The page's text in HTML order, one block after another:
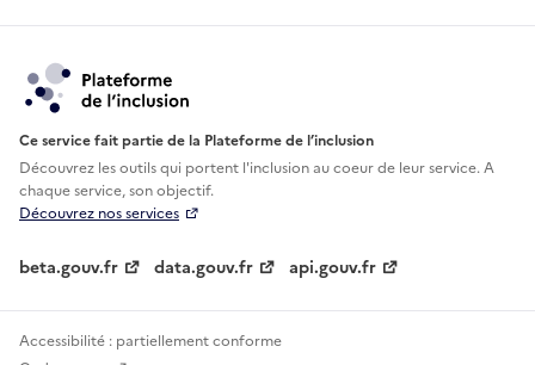
Ce service fait partie de la Plateforme de l’inclusion
Découvrez les outils qui portent l'inclusion aucoeur de leur service. A
chaque service, son objectif.
Découvrez nos services
beta.gouv.fr data.gouv.fr api.gouv.fr
Accessibilité : partiellement conforme